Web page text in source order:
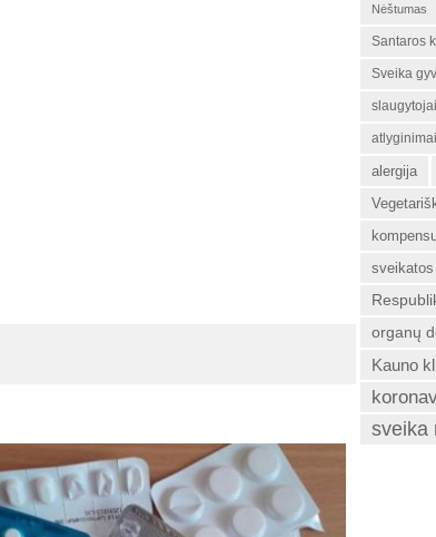
Nėštumas
Santaros
Sveika
slaugytojai
atlyginimai
alergija
organų
Kauno
sveika